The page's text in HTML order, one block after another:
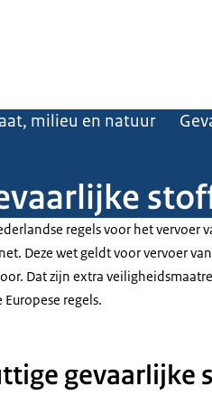
milieu en natuur
regels voor het vervoer
Deze wet geldt voor vervoer
Dat zijn extra
Europese regels.
gevaarlijke